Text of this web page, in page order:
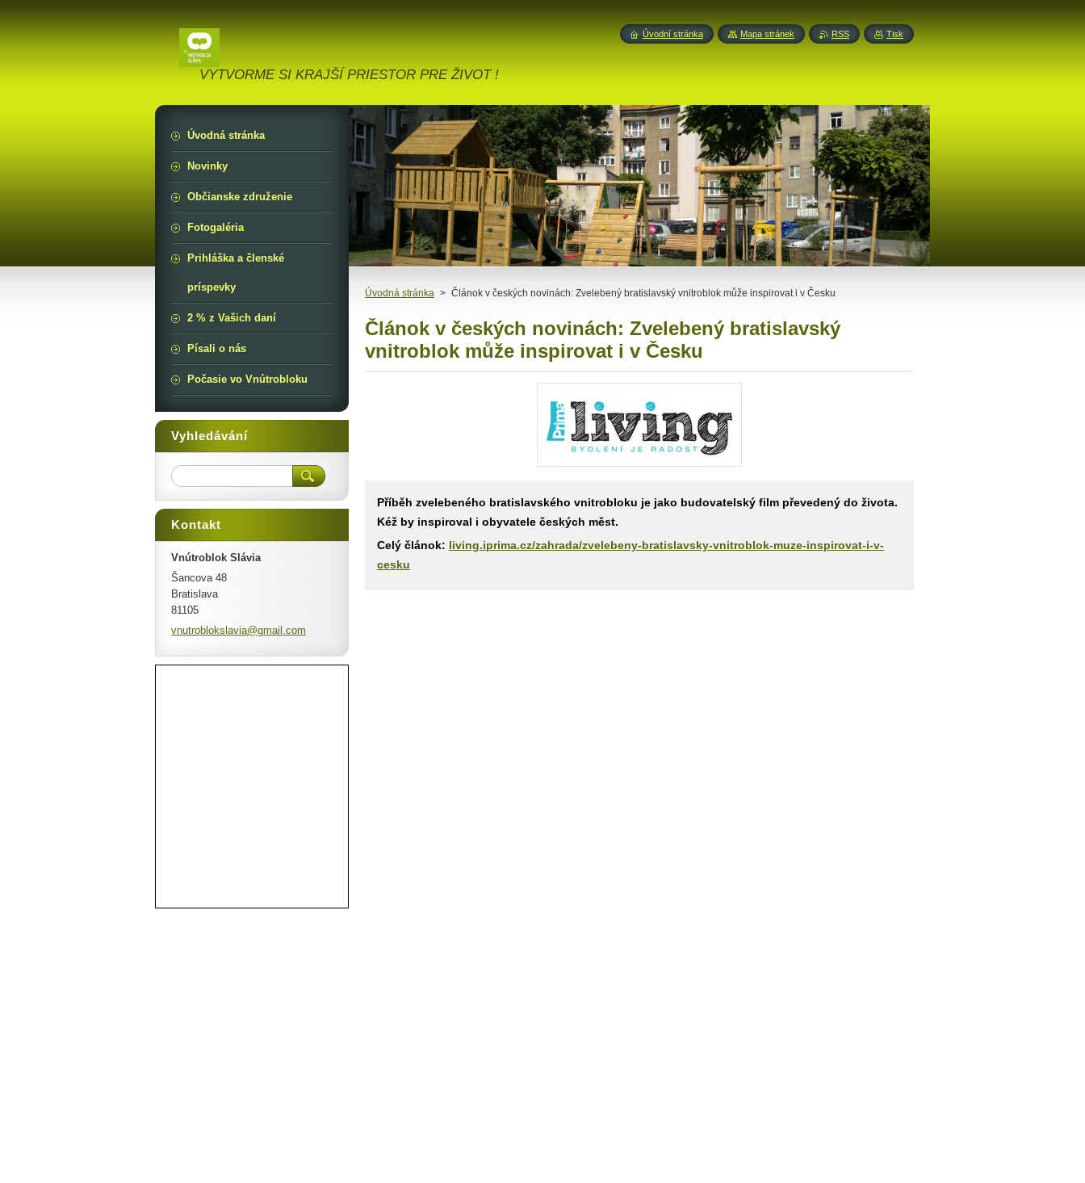
VYTVORME SI KRAJŠÍ PRIESTOR PRE ŽIVOT !
Úvodná stránka > Článok v českých novinách: Zvelebený bratislavský vnitroblok může inspirovat i v Česku
Článok v českých novinách: Zvelebený bratislavský
vnitroblok může inspirovat i v Česku
Příběh zvelebeného bratislavského vnitrobloku je jako budovatelský film převedený do života.
Kéž by inspiroval i obyvatele českých měst.
Celý článok: living.iprima.cz/zahrada/zvelebeny-bratislavsky-vnitroblok-muze-inspirovat-i-v-
cesku
Úvodná stránka
Novinky
Občianske združenie
Fotogaléria
Prihláška a členské
príspevky
2 % z Vašich daní
Písali o nás
Počasie vo Vnútrobloku
Vyhledávání
Kontakt
Vnútroblok Slávia
Šancova 48
Bratislava
81105
vnutroblokslavia@gmail.com
Úvodní stránka Mapa stránek RSS Tisk